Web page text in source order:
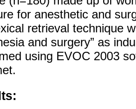
for anesthetic and
retrieval technique
and surgery” as
using EVOC 2003